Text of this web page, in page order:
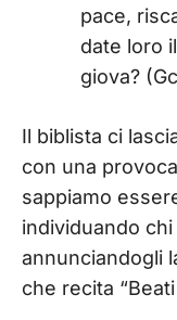
pace,
date loro
giova?
Il biblista ci
con una
sappiamo
individuando
annunciandogli
che recita